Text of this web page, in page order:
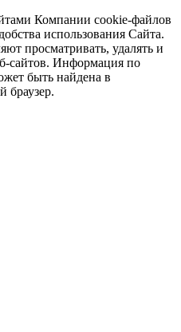
Компании cookie-файлов
использования Сайта.
просматривать, удалять и
сайтов. Информация по
быть найдена в
браузер.